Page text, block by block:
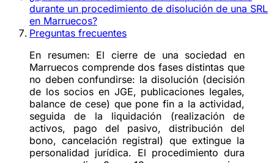
durante un procedimiento de disolución de una SRL
en Marruecos?
Preguntas frecuentes
En resumen: El cierre de una sociedad en
Marruecos comprende dos fases distintas que
no deben confundirse: la disolución (decisión
de los socios en JGE, publicaciones legales,
balance de cese) que pone fin a la actividad,
seguida de la liquidación (realización de
activos, pago del pasivo, distribución del
bono, cancelación registral) que extingue la
personalidad jurídica. El procedimiento dura